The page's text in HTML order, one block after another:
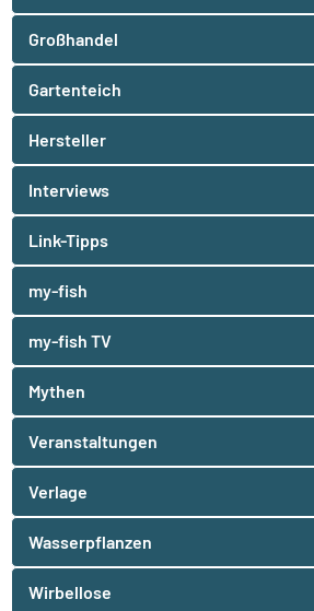
Großhandel
Gartenteich
Hersteller
Interviews
Link-Tipps
my-fish
my-fish TV
Mythen
Veranstaltungen
Verlage
Wasserpflanzen
Wirbellose